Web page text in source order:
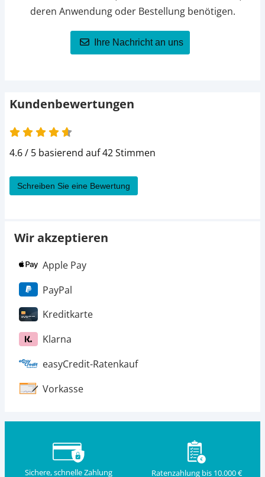
deren Anwendung oder Bestellung benötigen.
Ihre Nachricht an uns
Kundenbewertungen
4.6 / 5 basierend auf 42 Stimmen
Schreiben Sie eine Bewertung
Wir akzeptieren
Apple Pay
PayPal
Kreditkarte
Klarna
easyCredit-Ratenkauf
Vorkasse
Sichere, schnelle Zahlung Ratenzahlung bis 10.000 €